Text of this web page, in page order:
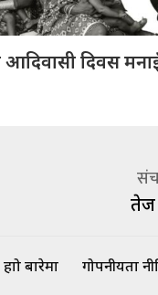
दिवस
तेज
हाम्रो बारेमा गोपनीयता